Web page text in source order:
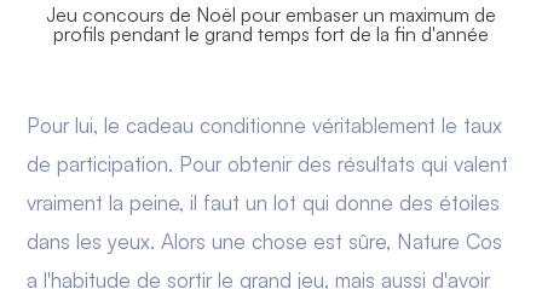
Jeu concours de Noël pour embaser un maximum de
profils pendant le grand temps fort de la fin d'année
Pour lui, le cadeau conditionne véritablement le taux
de participation. Pour obtenir des résultats qui valent
vraiment la peine, il faut un lot qui donne des étoiles
dans les yeux. Alors une chose est sûre, Nature Cos
a l'habitude de sortir le grand jeu, mais aussi d'avoir